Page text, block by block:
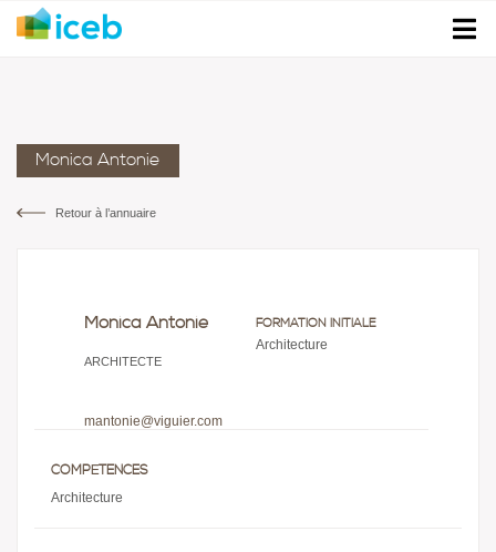
Monica Antonie
Retour à l’annuaire
Monica Antonie
ARCHITECTE
mantonie@viguier.com
FORMATION INITIALE
Architecture
COMPÉTENCES
Architecture